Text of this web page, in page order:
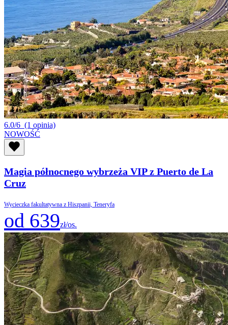
6.0/6 (1 opinia)
NOWOŚĆ
Magia północnego wybrzeża VIP z Puerto de La
Cruz
Wycieczka fakultatywna z Hiszpanii, Teneryfa
od 639zł/os.